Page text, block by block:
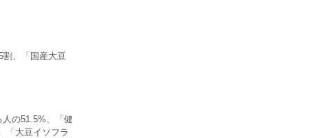
、「国産大豆
の51.5%、「健
「大豆イソフラ